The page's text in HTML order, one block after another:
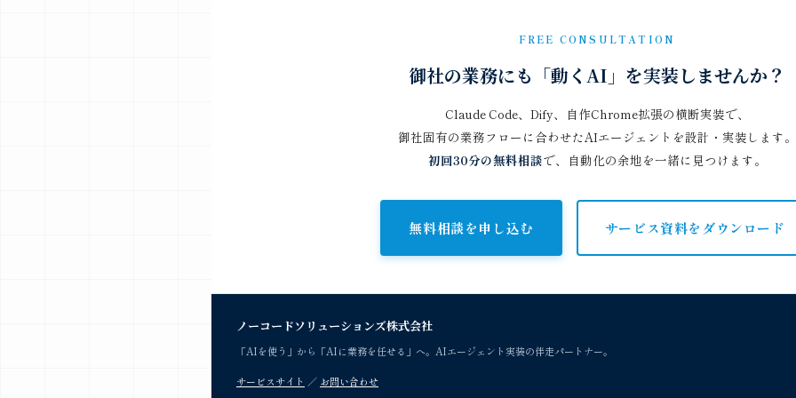
FREE CONSULTATION
御社の業務にも「動くAI」を実装しませんか？
Claude Code、Dify、自作Chrome拡張の横断実装で、
御社固有の業務フローに合わせたAIエージェントを設計・実装します。
初回30分の無料相談で、自動化の余地を一緒に見つけます。
無料相談を申し込む サービス資料をダウンロード
ノーコードソリューションズ株式会社
「AIを使う」から「AIに業務を任せる」へ。AIエージェント実装の伴走パートナー。
サービスサイト ／ お問い合わせ